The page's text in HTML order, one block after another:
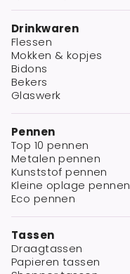
Drinkwaren
Flessen
Mokken & kopjes
Bidons
Bekers
Glaswerk
Pennen
Top 10 pennen
Metalen pennen
Kunststof pennen
Kleine oplage pennen
Eco pennen
Tassen
Draagtassen
Papieren tassen